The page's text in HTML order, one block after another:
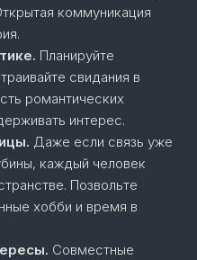
коммуникация
Планируйте
свидания в
романтических
интерес.
Даже если связь уже
каждый человек
Позвольте
хобби и время в
Совместные